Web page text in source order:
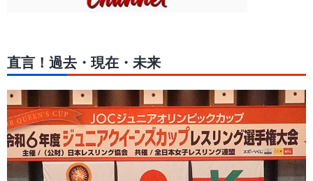
直言！過去・現在・未来